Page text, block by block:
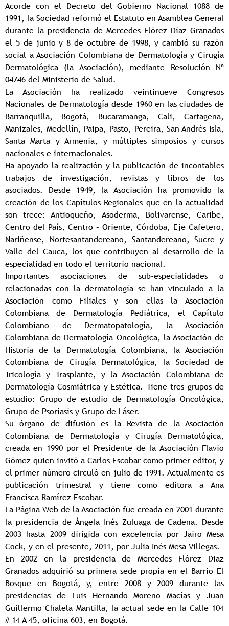
Acorde con el Decreto del Gobierno Nacional 1088 de
1991, la Sociedad reformó el Estatuto en Asamblea General
durante la presidencia de Mercedes Flórez Díaz Granados
el 5 de junio y 8 de octubre de 1998, y cambió su razón
social a Asociación Colombiana de Dermatología y Cirugía
Dermatológica (la Asociación), mediante Resolución Nº
04746 del Ministerio de Salud.
La Asociación ha realizado veintinueve Congresos
Nacionales de Dermatología desde 1960 en las ciudades de
Barranquilla, Bogotá, Bucaramanga, Cali, Cartagena,
Manizales, Medellín, Paipa, Pasto, Pereira, San Andrés Isla,
Santa Marta y Armenia, y múltiples simposios y cursos
nacionales e internacionales.
Ha apoyado la realización y la publicación de incontables
trabajos de investigación, revistas y libros de los
asociados. Desde 1949, la Asociación ha promovido la
creación de los Capítulos Regionales que en la actualidad
son trece: Antioqueño, Asoderma, Bolivarense, Caribe,
Centro del País, Centro – Oriente, Córdoba, Eje Cafetero,
Nariñense, Nortesantandereano, Santandereano, Sucre y
Valle del Cauca, los que contribuyen al desarrollo de la
especialidad en todo el territorio nacional.
Importantes asociaciones de sub-especialidades o
relacionadas con la dermatología se han vinculado a la
Asociación como Filiales y son ellas la Asociación
Colombiana de Dermatología Pediátrica, el Capítulo
Colombiano de Dermatopatología, la Asociación
Colombiana de Dermatología Oncológica, la Asociación de
Historia de la Dermatología Colombiana, la Asociación
Colombiana de Cirugía Dermatológica, la Sociedad de
Tricología y Trasplante, y la Asociación Colombiana de
Dermatología Cosmiátrica y Estética. Tiene tres grupos de
estudio: Grupo de estudio de Dermatología Oncológica,
Grupo de Psoriasis y Grupo de Láser.
Su órgano de difusión es la Revista de la Asociación
Colombiana de Dermatología y Cirugía Dermatológica,
creada en 1990 por el Presidente de la Asociación Flavio
Gómez quien invitó a Carlos Escobar como primer editor, y
el primer número circuló en julio de 1991. Actualmente es
publicación trimestral y tiene como editora a Ana
Francisca Ramírez Escobar.
La Página Web de la Asociación fue creada en 2001 durante
la presidencia de Ángela Inés Zuluaga de Cadena. Desde
2003 hasta 2009 dirigida con excelencia por Jairo Mesa
Cock, y en el presente, 2011, por Julia Inés Mesa Villegas.
En 2002 en la presidencia de Mercedes Flórez Diaz
Granados adquirió su primera sede propia en el Barrio El
Bosque en Bogotá, y, entre 2008 y 2009 durante las
presidencias de Luis Hernando Moreno Macías y Juan
Guillermo Chalela Mantilla, la actual sede en la Calle 104
# 14 A 45, oficina 603, en Bogotá.